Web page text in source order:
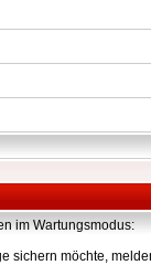
im Wartungsmodus:
sichern möchte,